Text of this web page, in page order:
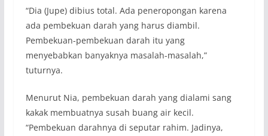
“Dia (Jupe) dibius total. Ada peneropongan karena
ada pembekuan darah yang harus diambil.
Pembekuan-pembekuan darah itu yang
menyebabkan banyaknya masalah-masalah,”
tuturnya.
Menurut Nia, pembekuan darah yang dialami sang
kakak membuatnya susah buang air kecil.
“Pembekuan darahnya di seputar rahim. Jadinya,